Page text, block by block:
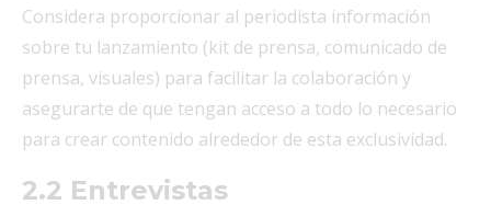
Considera proporcionar al periodista información
sobre tu lanzamiento (kit de prensa, comunicado de
prensa, visuales) para facilitar la colaboración y
asegurarte de que tengan acceso a todo lo necesario
para crear contenido alrededor de esta exclusividad.
2.2 Entrevistas